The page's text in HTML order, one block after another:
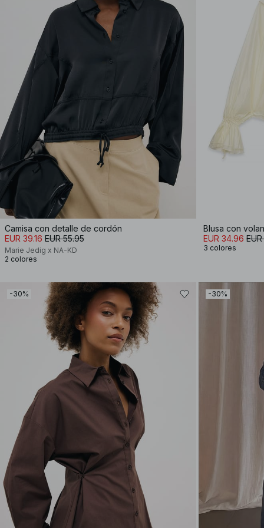
Camisa con detalle de cordón
EUR 39.16 EUR 55.95
Marie Jedig x NA-KD
2 colores
Blusa con
EUR 34.96
3 colores
-30% -30%